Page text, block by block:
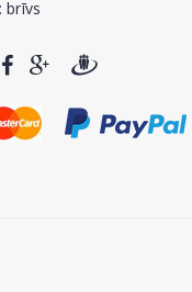
brīvs